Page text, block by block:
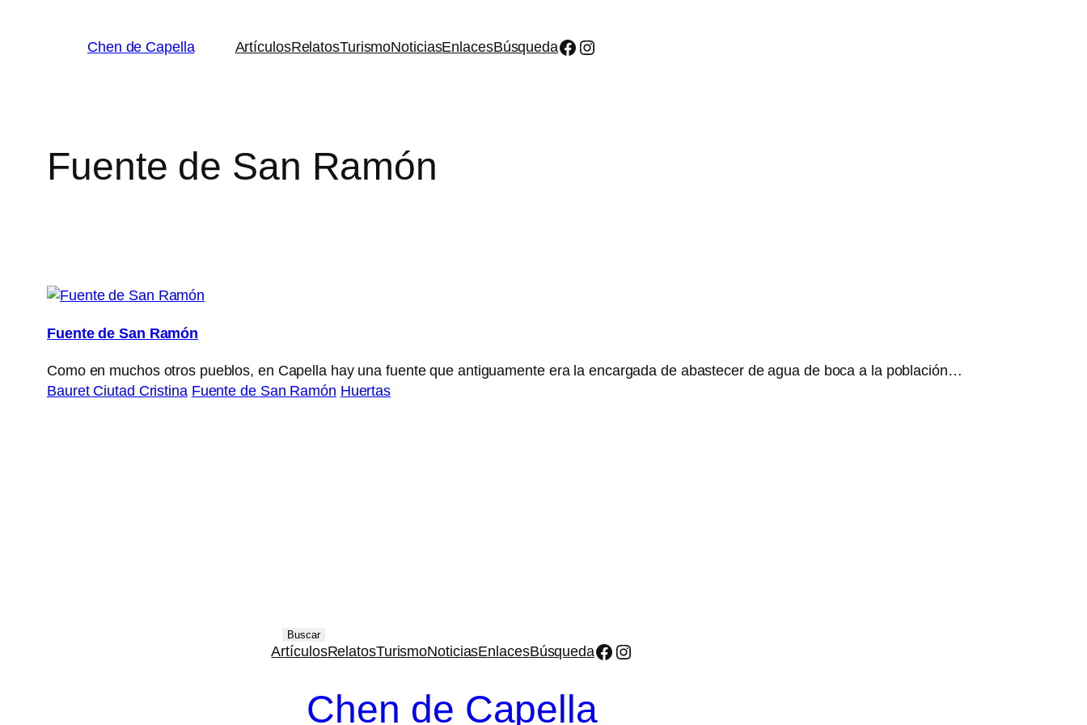
Chen de Capella ArtículosRelatosTurismoNoticiasEnlacesBúsquedaFacebook
Instagram
Fuente de San Ramón
Fuente de San Ramón
Como en muchos otros pueblos, en Capella hay una fuente que antiguamente era la encargada de abastecer de agua de boca a la población…
Bauret Ciutad Cristina Fuente de San Ramón Huertas
Buscar
ArtículosRelatosTurismoNoticiasEnlacesBúsquedaFacebook Instagram
Chen de Capella